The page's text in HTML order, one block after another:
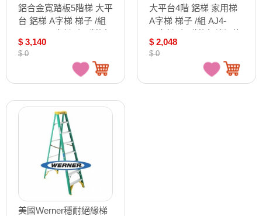
鋁合金寬踏板5階梯 大平
台 鋁梯 A字梯 梯子 /組
法退換貨）
$ 3,140
$ 0
大平台4階 鋁梯 家用梯
A字梯 梯子 /組 AJ4-
貨）
$ 2,048
$ 0
美國Werner穩耐絕緣梯